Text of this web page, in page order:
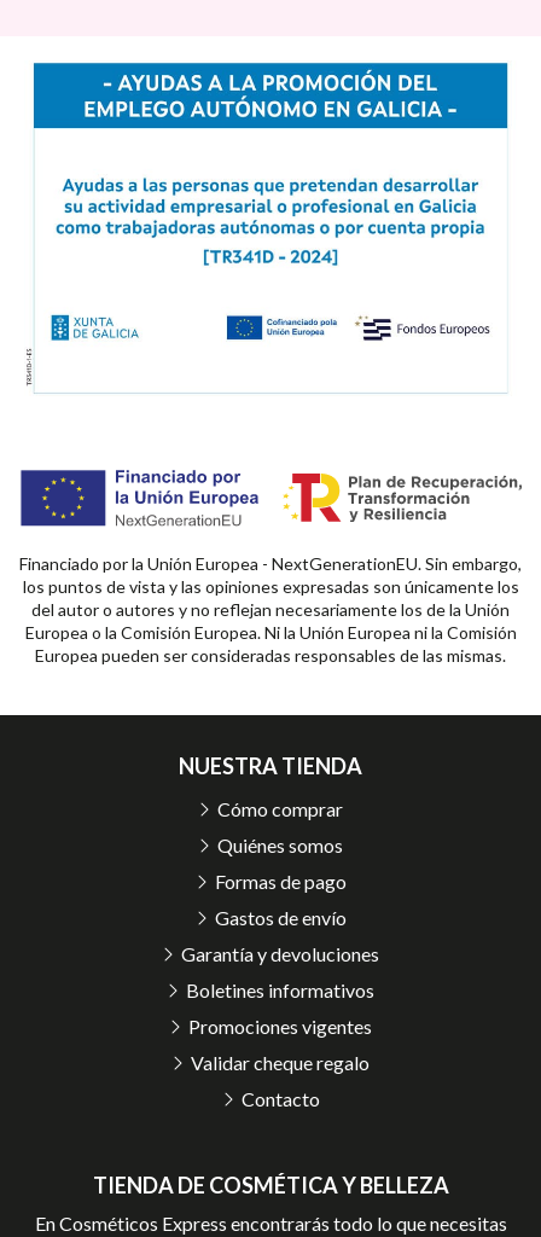
Financiado por la Unión Europea - NextGenerationEU. Sin embargo,
los puntos de vista y las opiniones expresadas son únicamente los
del autor o autores y no reflejan necesariamente los de la Unión
Europea o la Comisión Europea. Ni la Unión Europea ni la Comisión
Europea pueden ser consideradas responsables de las mismas.
TIENDA DE COSMÉTICA Y BELLEZA
En Cosméticos Express encontrarás todo lo que necesitas
NUESTRA TIENDA
Cómo comprar
Quiénes somos
Formas de pago
Gastos de envío
Garantía y devoluciones
Boletines informativos
Promociones vigentes
Validar cheque regalo
Contacto